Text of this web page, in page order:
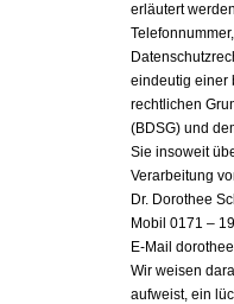
erläutert
eindeutig einer
rechtlichen
(BDSG) und
Sie insoweit
Verarbeitung
Dr. Dorothee
Mobil 0171 –
E-Mail
Wir weisen
aufweist, ein